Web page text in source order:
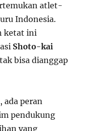
atlet-
Indonesia.
ketat ini
Shoto-kai
bisa dianggap
ada peran
pendukung
yang